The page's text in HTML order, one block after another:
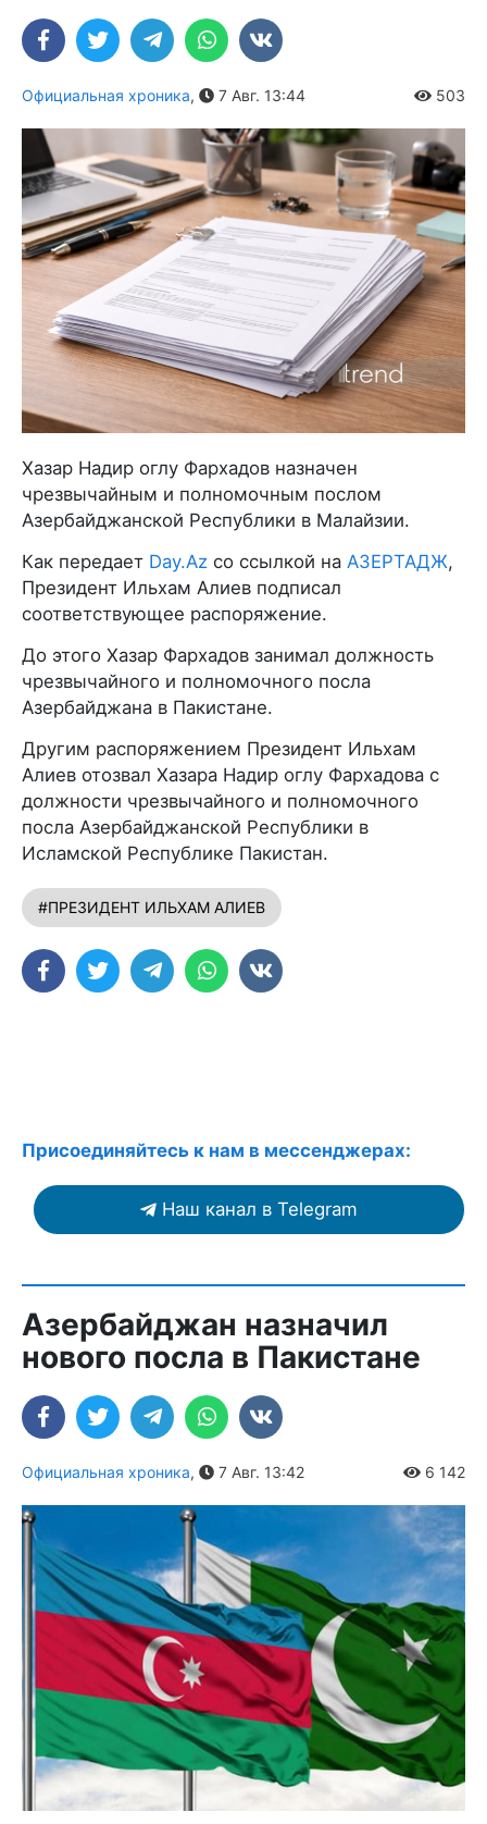
Официальная хроника, 7 Авг. 13:44 503
Хазар Надир оглу Фархадов назначен
чрезвычайным и полномочным послом
Азербайджанской Республики в Малайзии.
Как передает Day.Az со ссылкой на АЗЕРТАДЖ,
Президент Ильхам Алиев подписал
соответствующее распоряжение.
До этого Хазар Фархадов занимал должность
чрезвычайного и полномочного посла
Азербайджана в Пакистане.
Другим распоряжением Президент Ильхам
Алиев отозвал Хазара Надир оглу Фархадова с
должности чрезвычайного и полномочного
посла Азербайджанской Республики в
Исламской Республике Пакистан.
#ПРЕЗИДЕНТ ИЛЬХАМ АЛИЕВ
Присоединяйтесь к нам в мессенджерах:
Наш канал в Telegram
Азербайджан назначил
нового посла в Пакистане
Официальная хроника, 7 Авг. 13:42 6 142